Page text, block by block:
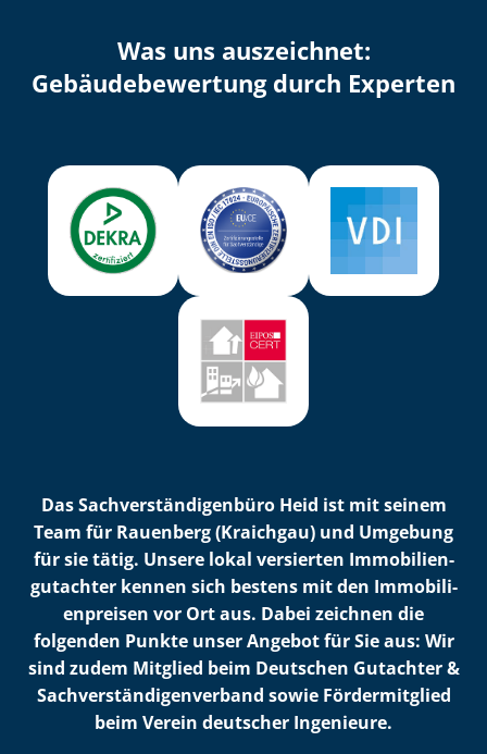
Was uns auszeichnet:
Ge­bäu­de­be­wer­tung durch Experten
Das Sach­ver­stän­di­gen­bü­ro Heid ist mit seinem
Team für Rauenberg (Kraichgau) und Umgebung
für sie tätig. Unsere lokal versierten Im­mo­bi­li­en­
gut­ach­ter kennen sich bestens mit den Im­mo­bi­li­
en­prei­sen vor Ort aus. Dabei zeichnen die
folgenden Punkte unser Angebot für Sie aus: Wir
sind zudem Mitglied beim Deutschen Gutachter &
Sach­ver­stän­di­gen­ver­band sowie Fördermitglied
beim Verein deutscher Ingenieure.